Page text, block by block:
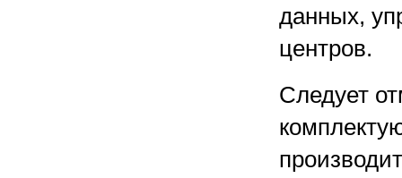
данных,
центров.
Следует